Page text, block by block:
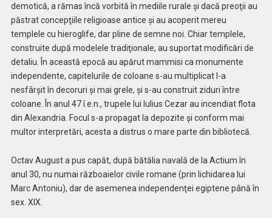
demotică, a rămas încă vorbită în mediile rurale şi dacă preoţii au
păstrat concepţiile religioase antice şi au acoperit mereu
templele cu hieroglife, dar pline de semne noi. Chiar templele,
construite după modelele tradiţionale, au suportat modificări de
detaliu. În această epocă au apărut mammisi ca monumente
independente, capitelurile de coloane s-au multiplicat l-a
nesfârşit în decoruri şi mai grele, şi s-au construit ziduri între
coloane. În anul 47 î.e.n., trupele lui Iulius Cezar au incendiat flota
din Alexandria. Focul s-a propagat la depozite şi conform mai
multor interpretări, acesta a distrus o mare parte din bibliotecă.
Octav August a pus capăt, după bătălia navală de la Actium în
anul 30, nu numai războaielor civile romane (prin lichidarea lui
Marc Antoniu), dar de asemenea independenţei egiptene până în
sex. XIX.